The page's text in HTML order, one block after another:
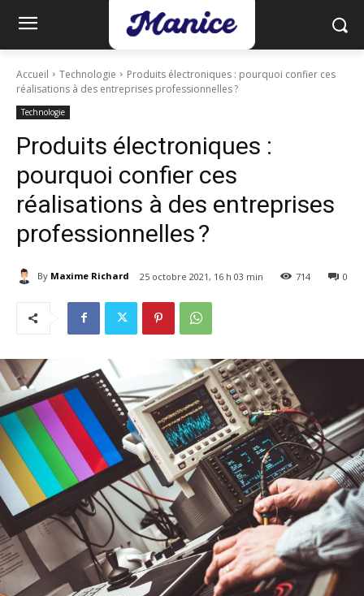
Accueil Technologie
Produits électroniques : pourquoi confier ces
réalisations à des entreprises professionnelles ?
Technologie
Produits électroniques :
pourquoi confier ces
réalisations à des entreprises
professionnelles ?
By Maxime Richard 25 octobre 2021, 16 h 03 min 0
714